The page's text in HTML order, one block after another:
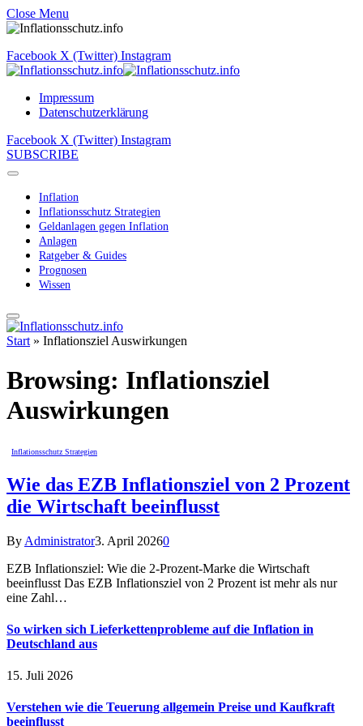
Close Menu
Facebook X (Twitter) Instagram
Impressum
Datenschutzerklärung
Facebook X (Twitter) Instagram
SUBSCRIBE
Inflation
Inflationsschutz Strategien
Geldanlagen gegen Inflation
Anlagen
Ratgeber & Guides
Prognosen
Wissen
Start » Inflationsziel Auswirkungen
Browsing: Inflationsziel
Auswirkungen
Inflationsschutz Strategien
Wie das EZB Inflationsziel von 2 Prozent
die Wirtschaft beeinflusst
By Administrator3. April 20260
EZB Inflationsziel: Wie die 2-Prozent-Marke die Wirtschaft
beeinflusst Das EZB Inflationsziel von 2 Prozent ist mehr als nur
eine Zahl…
So wirken sich Lieferkettenprobleme auf die Inflation in
Deutschland aus
15. Juli 2026
Verstehen wie die Teuerung allgemein Preise und Kaufkraft
beeinflusst